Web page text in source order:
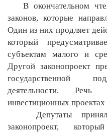
В окончательном
законов, которые
Один из них продляет
который
субъектам малого и
Другой законопроект
государственной
деятельности. Речь
инвестиционных
Депутаты приняли
законопроект,